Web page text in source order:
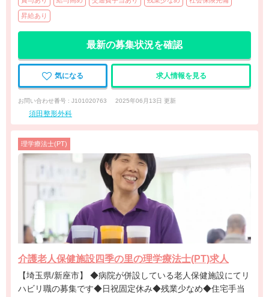
昇給あり
最新の募集状況を確認
気になる 求人情報を見る
お問い合わせ番号 : J101020763 2025年06月13日 更新
須田整形外科
理学療法士(PT)
介護老人保健施設四季の里の理学療法士(PT)求人
【埼玉県/新座市】 ◆病院が併設している老人保健施設にてリ
ハビリ職の募集です◆日祝固定休み◆残業少なめ◆住宅手当